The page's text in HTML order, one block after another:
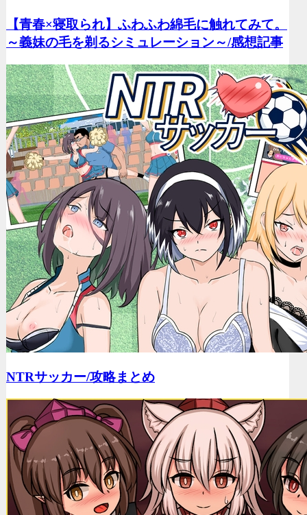
【青春×寝取られ】ふわふわ綿毛に触れてみて。
～義妹の毛を剃るシミュレーション～/感想記事
NTRサッカー/攻略まとめ